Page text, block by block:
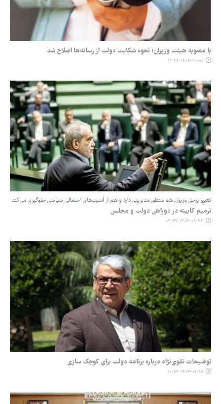
با مصوبه هیئت وزیران؛ نحوه شکایت دولت از رسانه‌ها اصلاح شد
۱۴۰۴-۱۰-۰۱ ۱۲:۳۶
تغییر برخی وزیران هم منطق مدیریتی دارد و هم از آسیب‌های احتمالی سیاسی جلوگیری می‌کند
ترمیم کابینه در دوراهی دولت و مجلس
۱۴۰۴-۰۹-۲۴ ۰۳:۴۷
توضیحات تقوی‌نژاد درباره برنامه دولت برای کوچک سازی
۱۴۰۴-۰۹-۱۷ ۱۰:۴۶